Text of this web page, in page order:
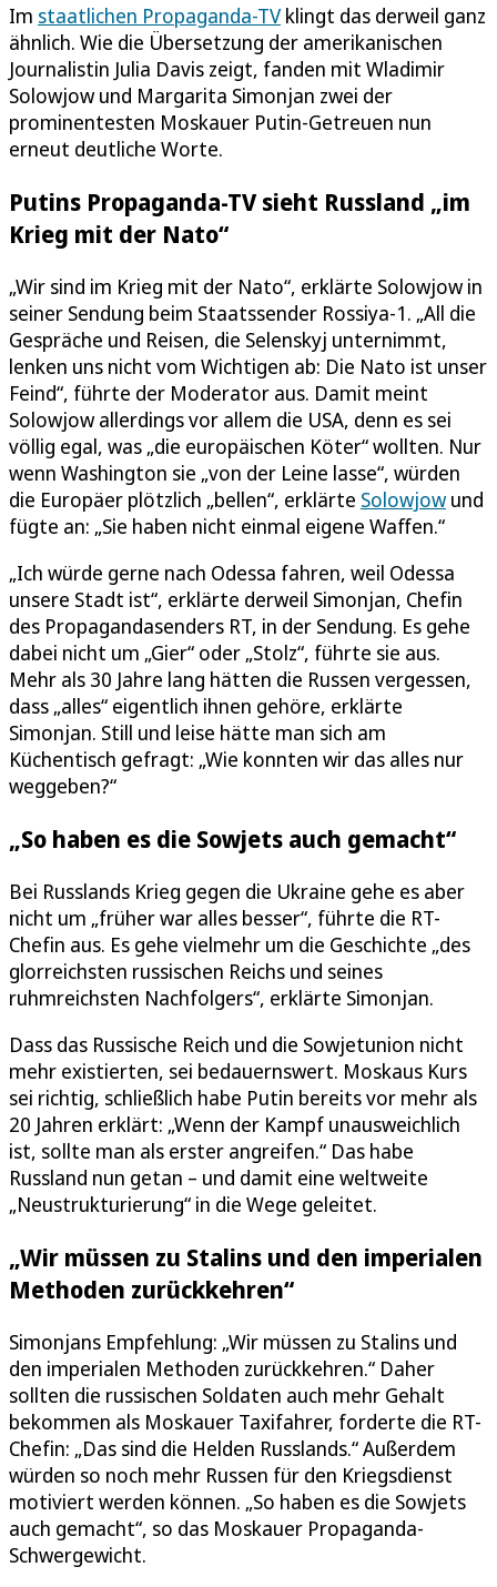
Im staatlichen Propaganda-TV klingt das derweil ganz
ähnlich. Wie die Übersetzung der amerikanischen
Journalistin Julia Davis zeigt, fanden mit Wladimir
Solowjow und Margarita Simonjan zwei der
prominentesten Moskauer Putin-Getreuen nun
erneut deutliche Worte.
Putins Propaganda-TV sieht Russland „im
Krieg mit der Nato“
„Wir sind im Krieg mit der Nato“, erklärte Solowjow in
seiner Sendung beim Staatssender Rossiya-1. „All die
Gespräche und Reisen, die Selenskyj unternimmt,
lenken uns nicht vom Wichtigen ab: Die Nato ist unser
Feind“, führte der Moderator aus. Damit meint
Solowjow allerdings vor allem die USA, denn es sei
völlig egal, was „die europäischen Köter“ wollten. Nur
wenn Washington sie „von der Leine lasse“, würden
die Europäer plötzlich „bellen“, erklärte Solowjow und
fügte an: „Sie haben nicht einmal eigene Waffen.“
„Ich würde gerne nach Odessa fahren, weil Odessa
unsere Stadt ist“, erklärte derweil Simonjan, Chefin
des Propagandasenders RT, in der Sendung. Es gehe
dabei nicht um „Gier“ oder „Stolz“, führte sie aus.
Mehr als 30 Jahre lang hätten die Russen vergessen,
dass „alles“ eigentlich ihnen gehöre, erklärte
Simonjan. Still und leise hätte man sich am
Küchentisch gefragt: „Wie konnten wir das alles nur
weggeben?“
„So haben es die Sowjets auch gemacht“
Bei Russlands Krieg gegen die Ukraine gehe es aber
nicht um „früher war alles besser“, führte die RT-
Chefin aus. Es gehe vielmehr um die Geschichte „des
glorreichsten russischen Reichs und seines
ruhmreichsten Nachfolgers“, erklärte Simonjan.
Dass das Russische Reich und die Sowjetunion nicht
mehr existierten, sei bedauernswert. Moskaus Kurs
sei richtig, schließlich habe Putin bereits vor mehr als
20 Jahren erklärt: „Wenn der Kampf unausweichlich
ist, sollte man als erster angreifen.“ Das habe
Russland nun getan – und damit eine weltweite
„Neustrukturierung“ in die Wege geleitet.
„Wir müssen zu Stalins und den imperialen
Methoden zurückkehren“
Simonjans Empfehlung: „Wir müssen zu Stalins und
den imperialen Methoden zurückkehren.“ Daher
sollten die russischen Soldaten auch mehr Gehalt
bekommen als Moskauer Taxifahrer, forderte die RT-
Chefin: „Das sind die Helden Russlands.“ Außerdem
würden so noch mehr Russen für den Kriegsdienst
motiviert werden können. „So haben es die Sowjets
auch gemacht“, so das Moskauer Propaganda-
Schwergewicht.